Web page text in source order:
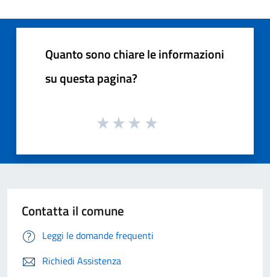
Quanto sono chiare le informazioni
su questa pagina?
Contatta il comune
Leggi le domande frequenti
Richiedi Assistenza